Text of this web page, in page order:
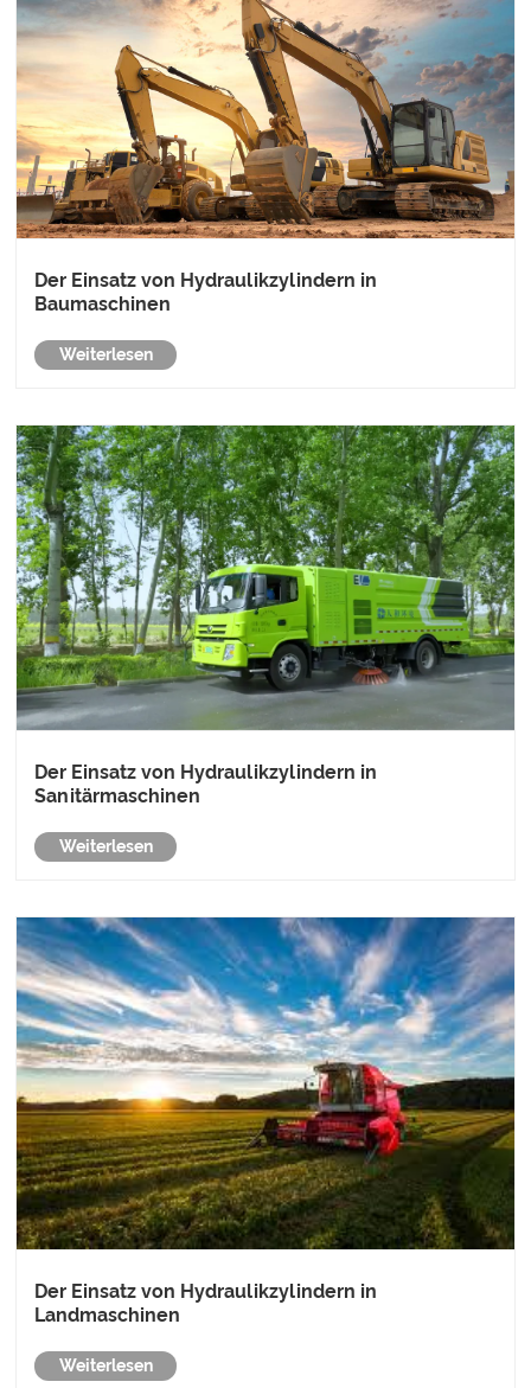
Der Einsatz von Hydraulikzylindern in
Baumaschinen
Weiterlesen
Der Einsatz von Hydraulikzylindern in
Sanitärmaschinen
Weiterlesen
Der Einsatz von Hydraulikzylindern in
Landmaschinen
Weiterlesen